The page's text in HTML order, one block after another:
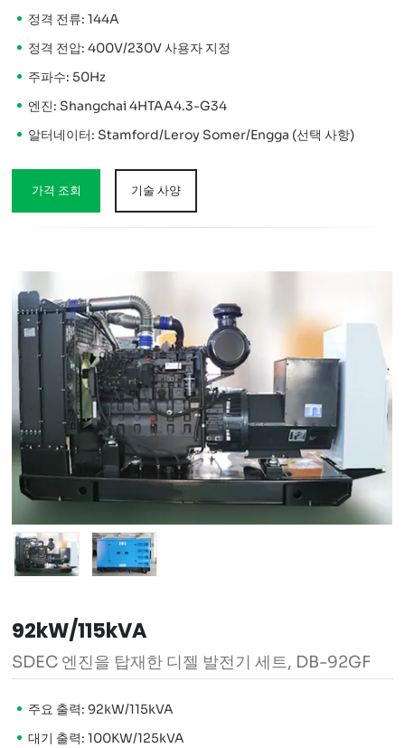
정격 전류: 144A
정격 전압: 400V/230V 사용자 지정
주파수: 50Hz
엔진: Shangchai 4HTAA4.3-G34
알터네이터: Stamford/Leroy Somer/Engga (선택 사항)
가격 조회 기술 사양
92kW/115kVA
SDEC 엔진을 탑재한 디젤 발전기 세트, DB-92GF
주요 출력: 92kW/115kVA
대기 출력: 100KW/125kVA